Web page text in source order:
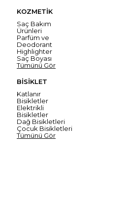
KOZMETİK
Saç Bakım
Ürünleri
Parfüm ve
Deodorant
Highlighter
Saç Boyası
Tümünü Gör
BİSİKLET
Katlanır
Bisikletler
Elektrikli
Bisikletler
Dağ Bisikletleri
Çocuk Bisikletleri
Tümünü Gör